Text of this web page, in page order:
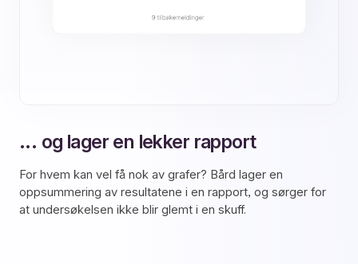
... og lager en lekker rapport
For hvem kan vel få nok av grafer? Bård lager en
oppsummering av resultatene i en rapport, og sørger for
at undersøkelsen ikke blir glemt i en skuff.